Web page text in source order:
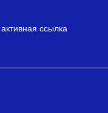
ссылка